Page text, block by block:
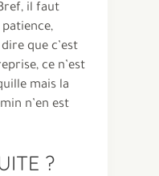
il faut
patience,
que c’est
ce n’est
mais la
n’en est
?